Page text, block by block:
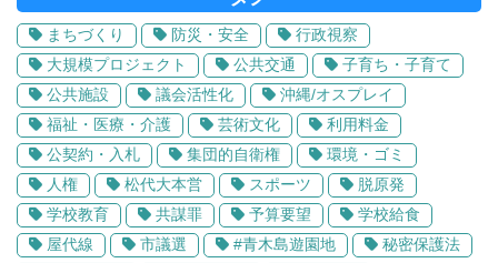
まちづくり 防災・安全
行政視察
大規模プロジェクト
公共交通
子育ち・子育て
公共施設
議会活性化
沖縄/オスプレイ
福祉・医療・介護
芸術文化
利用料金
公契約・入札
集団的自衛権
環境・ゴミ
人権
松代大本営 スポーツ
脱原発
学校教育
共謀罪 予算要望
学校給食
屋代線
市議選 #青木島遊園地
秘密保護法